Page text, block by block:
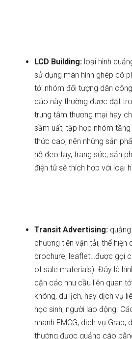
LCD Building: loại hình
sử dụng màn hình ghép cỡ
tới nhóm đối tượng dân
cáo này thường được đặt
trung tâm thương mại hay
sầm uất, tập hợp nhóm
thức cao, nên những sản
hồ đeo tay, trang sức, sản
điện tử sẽ thích hợp với loại
Transit Advertising:
phương tiện vận tải, thể hiện
brochure, leaflet…được gọi
of sale materials). Đây là
cận các nhu cầu liên quan
không, du lịch, hay dịch vụ
học sinh, người lao động.
nhanh FMCG, dịch vụ Grab,
thường được quảng cáo